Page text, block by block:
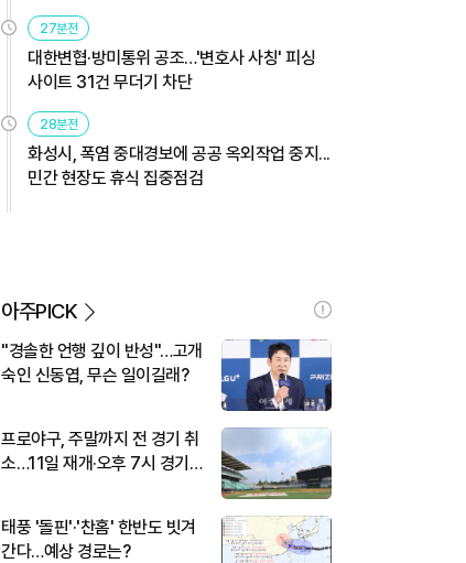
27분전
대한변협·방미통위 공조…'변호사 사칭' 피싱
사이트 31건 무더기 차단
28분전
화성시, 폭염 중대경보에 공공 옥외작업 중지...
민간 현장도 휴식 집중점검
아주PICK
"경솔한 언행 깊이 반성"…고개
숙인 신동엽, 무슨 일이길래?
프로야구, 주말까지 전 경기 취
소…11일 재개·오후 7시 경기
태풍 '돌핀'·'찬홈' 한반도 빗겨
간다…예상 경로는?